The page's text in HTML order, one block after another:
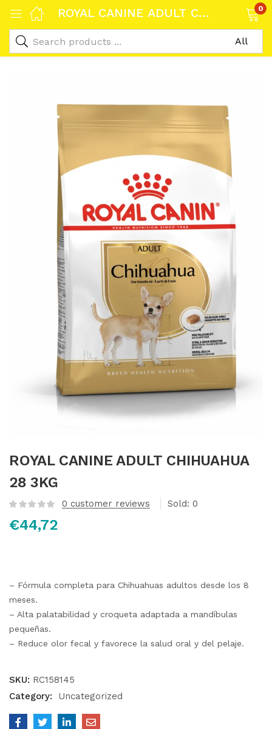
ROYAL CANINE ADULT CHIHUAHUA 28 3KG 0
ROYAL CANINE ADULT CHIHUAHUA
28 3KG
0 customer reviews Sold: 0
€44,72
– Fórmula completa para Chihuahuas adultos desde los 8
meses.
– Alta palatabilidad y croqueta adaptada a mandíbulas
pequeñas.
– Reduce olor fecal y favorece la salud oral y del pelaje.
SKU: RC158145
Category:
Uncategorized